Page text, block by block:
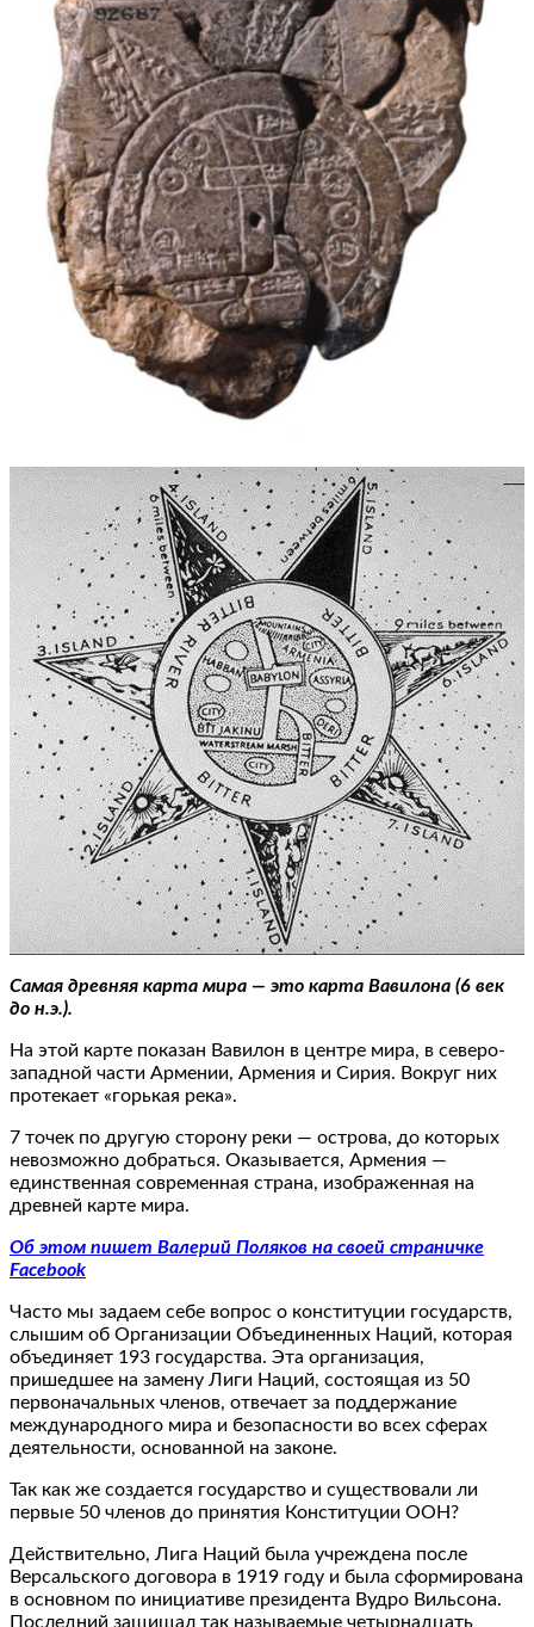
Самая древняя карта мира — это карта Вавилона (6 век
до н.э.).
На этой карте показан Вавилон в центре мира, в северо-
западной части Армении, Армения и Сирия. Вокруг них
протекает «горькая река».
7 точек по другую сторону реки — острова, до которых
невозможно добраться. Оказывается, Армения —
единственная современная страна, изображенная на
древней карте мира.
Об этом пишет Валерий Поляков на своей страничке
Facebook
Часто мы задаем себе вопрос о конституции государств,
слышим об Организации Объединенных Наций, которая
объединяет 193 государства. Эта организация,
пришедшее на замену Лиги Наций, состоящая из 50
первоначальных членов, отвечает за поддержание
международного мира и безопасности во всех сферах
деятельности, основанной на законе.
Так как же создается государство и существовали ли
первые 50 членов до принятия Конституции ООН?
Действительно, Лига Наций была учреждена после
Версальского договора в 1919 году и была сформирована
в основном по инициативе президента Вудро Вильсона.
Последний защищал так называемые четырнадцать